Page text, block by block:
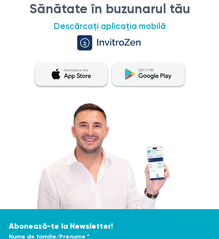
Sănătate în buzunarul tău
Descărcați aplicația mobilă
Abonează-te la Newsletter!
Nume de familie/Prenume *